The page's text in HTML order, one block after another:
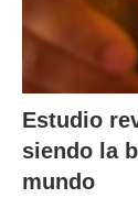
Estudio
siendo la
mundo